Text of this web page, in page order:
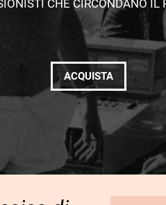
CHE CIRCONDANO
ACQUISTA